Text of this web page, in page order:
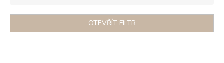
n
í
OTEVŘÍT FILTR